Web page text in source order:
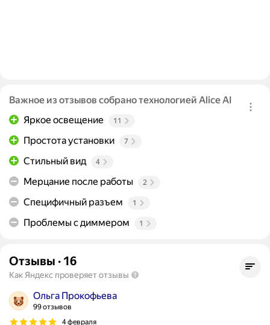
Важное из отзывов собрано технологией Alice AI
Яркое освещение
11
Простота установки 7
Стильный вид 4
Мерцание после работы 2
Специфичный разъем 1
Проблемы с диммером 1
Отзывы · 16
Как Яндекс проверяет отзывы
Ольга Прокофьева
99 отзывов
4 февраля